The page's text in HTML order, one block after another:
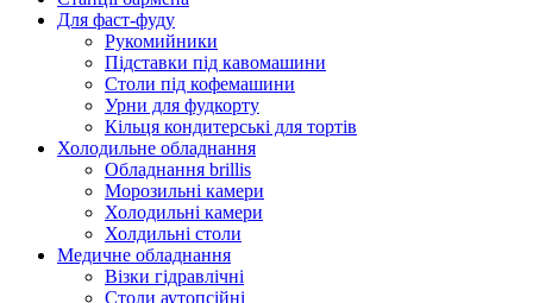
Для фаст-фуду
Рукомийники
Підставки під кавомашини
Столи під кофемашини
Урни для фудкорту
Кільця кондитерські для тортів
Холодильне обладнання
Обладнання brillis
Морозильні камери
Холодильні камери
Холдильні столи
Медичне обладнання
Візки гідравлічні
Столи аутопсійні